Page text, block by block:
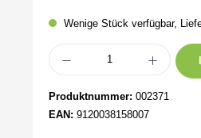
Wenige Stück verfügbar,
Produkt Anzahl: Gib den gewünschten
Produktnummer: 002371
EAN: 9120038158007